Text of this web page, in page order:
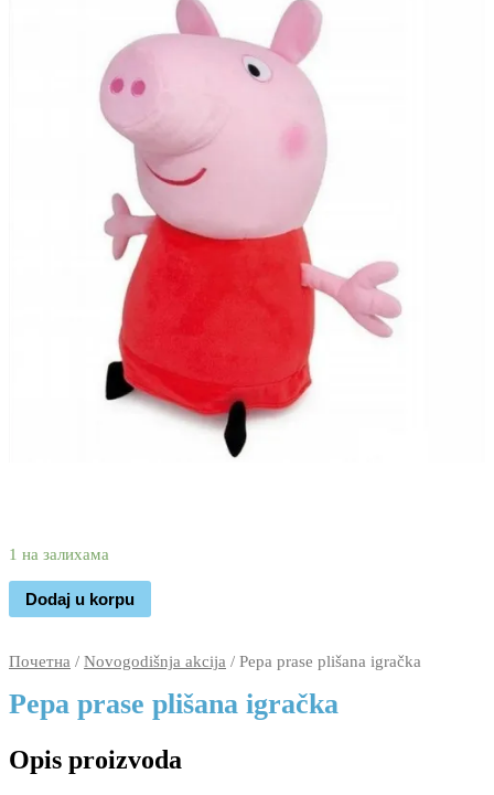
1 на залихама
Dodaj u korpu
Почетна / Novogodišnja akcija / Pepa prase plišana igračka
Pepa prase plišana igračka
Opis proizvoda